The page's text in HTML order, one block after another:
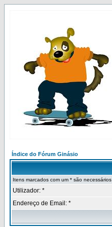
Índice do Fórum Ginásio
Itens marcados com um * são necessários
Utilizador: *
Endereço de Email: *